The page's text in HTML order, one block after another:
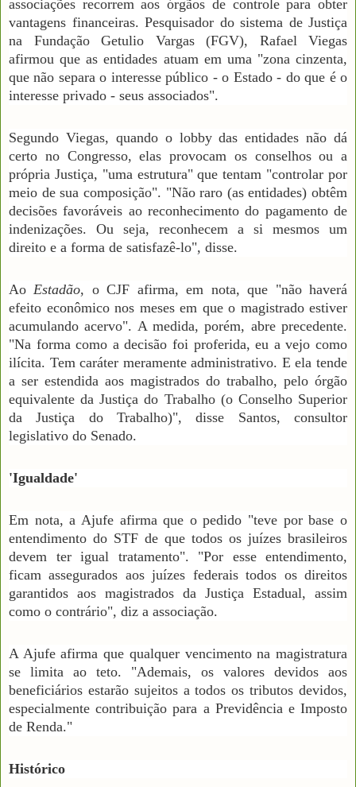
associações recorrem aos órgãos de controle para obter
vantagens financeiras. Pesquisador do sistema de Justiça
na Fundação Getulio Vargas (FGV), Rafael Viegas
afirmou que as entidades atuam em uma "zona cinzenta,
que não separa o interesse público - o Estado - do que é o
interesse privado - seus associados".
Segundo Viegas, quando o lobby das entidades não dá
certo no Congresso, elas provocam os conselhos ou a
própria Justiça, "uma estrutura" que tentam "controlar por
meio de sua composição". "Não raro (as entidades) obtêm
decisões favoráveis ao reconhecimento do pagamento de
indenizações. Ou seja, reconhecem a si mesmos um
direito e a forma de satisfazê-lo", disse.
Ao Estadão, o CJF afirma, em nota, que "não haverá
efeito econômico nos meses em que o magistrado estiver
acumulando acervo". A medida, porém, abre precedente.
"Na forma como a decisão foi proferida, eu a vejo como
ilícita. Tem caráter meramente administrativo. E ela tende
a ser estendida aos magistrados do trabalho, pelo órgão
equivalente da Justiça do Trabalho (o Conselho Superior
da Justiça do Trabalho)", disse Santos, consultor
legislativo do Senado.
'Igualdade'
Em nota, a Ajufe afirma que o pedido "teve por base o
entendimento do STF de que todos os juízes brasileiros
devem ter igual tratamento". "Por esse entendimento,
ficam assegurados aos juízes federais todos os direitos
garantidos aos magistrados da Justiça Estadual, assim
como o contrário", diz a associação.
A Ajufe afirma que qualquer vencimento na magistratura
se limita ao teto. "Ademais, os valores devidos aos
beneficiários estarão sujeitos a todos os tributos devidos,
especialmente contribuição para a Previdência e Imposto
de Renda."
Histórico